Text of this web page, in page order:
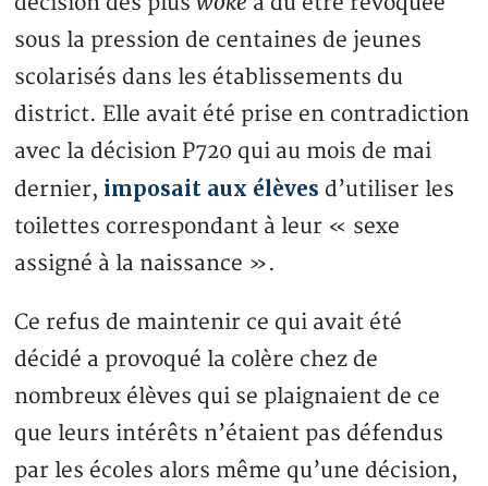
sous la pression de centaines de jeunes
scolarisés dans les établissements du
district. Elle avait été prise en contradiction
avec la décision P720 qui au mois de mai
dernier, imposait aux élèves d’utiliser les
toilettes correspondant à leur « sexe
assigné à la naissance ».
Ce refus de maintenir ce qui avait été
décidé a provoqué la colère chez de
nombreux élèves qui se plaignaient de ce
que leurs intérêts n’étaient pas défendus
par les écoles alors même qu’une décision,